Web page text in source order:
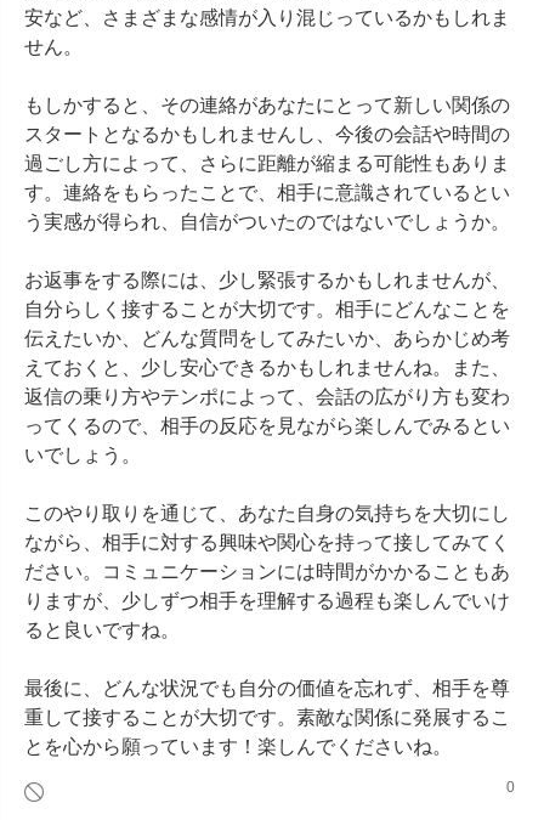
安など、さまざまな感情が入り混じっているかもしれま
せん。
もしかすると、その連絡があなたにとって新しい関係の
スタートとなるかもしれませんし、今後の会話や時間の
過ごし方によって、さらに距離が縮まる可能性もありま
す。連絡をもらったことで、相手に意識されているとい
う実感が得られ、自信がついたのではないでしょうか。
お返事をする際には、少し緊張するかもしれませんが、
自分らしく接することが大切です。相手にどんなことを
伝えたいか、どんな質問をしてみたいか、あらかじめ考
えておくと、少し安心できるかもしれませんね。また、
返信の乗り方やテンポによって、会話の広がり方も変わ
ってくるので、相手の反応を見ながら楽しんでみるとい
いでしょう。
このやり取りを通じて、あなた自身の気持ちを大切にし
ながら、相手に対する興味や関心を持って接してみてく
ださい。コミュニケーションには時間がかかることもあ
りますが、少しずつ相手を理解する過程も楽しんでいけ
ると良いですね。
最後に、どんな状況でも自分の価値を忘れず、相手を尊
重して接することが大切です。素敵な関係に発展するこ
とを心から願っています！楽しんでくださいね。
0